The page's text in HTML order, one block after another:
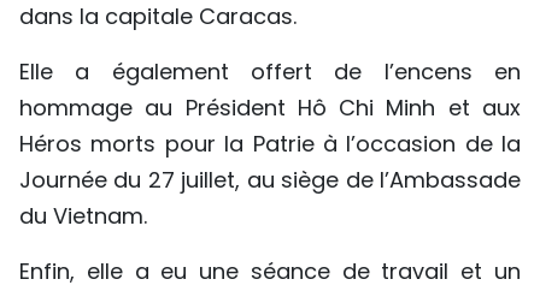
dans la capitale Caracas.
Elle a également offert de l’encens en
hommage au Président Hô Chi Minh et aux
Héros morts pour la Patrie à l’occasion de la
Journée du 27 juillet, au siège de l’Ambassade
du Vietnam.
Enfin, elle a eu une séance de travail et un